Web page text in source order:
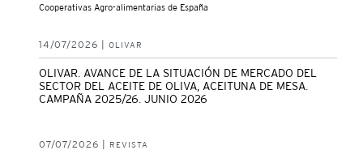
Cooperativas Agro-alimentarias de España
14/07/2026 | OLIVAR
OLIVAR. AVANCE DE LA SITUACIÓN DE MERCADO DEL
SECTOR DEL ACEITE DE OLIVA, ACEITUNA DE MESA.
CAMPAÑA 2025/26. JUNIO 2026
07/07/2026 | REVISTA